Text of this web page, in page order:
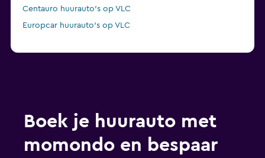
Centauro huurauto's op VLC
Europcar huurauto's op VLC
Boek je huurauto met
momondo en bespaar